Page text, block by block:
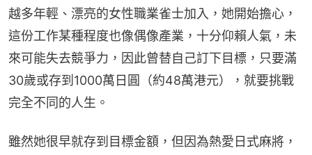
越多年輕、漂亮的女性職業雀士加入，她開始擔心，
這份工作某種程度也像偶像產業，十分仰賴人氣，未
來可能失去競爭力，因此曾替自己訂下目標，只要滿
30歲或存到1000萬日圓（約48萬港元），就要挑戰
完全不同的人生。
雖然她很早就存到目標金額，但因為熱愛日式麻將，